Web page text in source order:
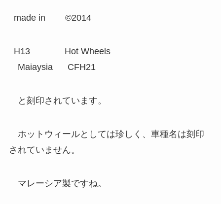
made in ©2014
H13 Hot Wheels
Maiaysia CFH21
と刻印されています。
ホットウィールとしては珍しく、車種名は刻印
されていません。
マレーシア製ですね。